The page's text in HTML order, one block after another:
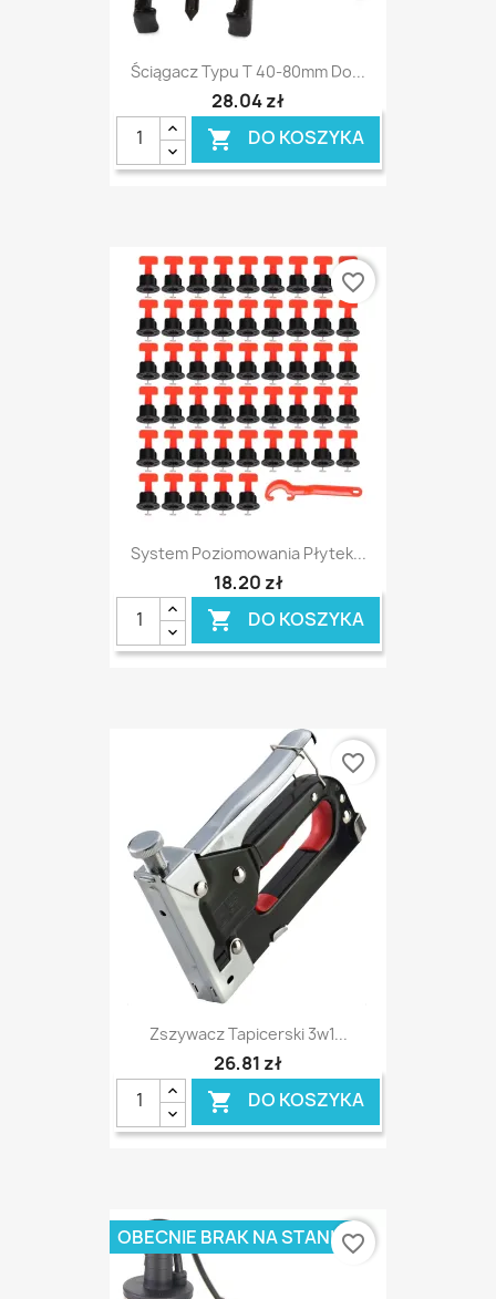
Ściągacz Typu T 40-80mm Do...
28,04 zł
 DO KOSZYKA
System Poziomowania Płytek...
18,20 zł
 DO KOSZYKA
favorite_border
Zszywacz Tapicerski 3w1...
26,81 zł
 DO KOSZYKA
favorite_border
OBECNIE BRAK NA STANIEfavorite_border